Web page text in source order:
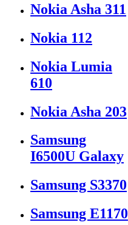
Nokia Asha 311
Nokia 112
Nokia Lumia
610
Nokia Asha 203
Samsung
I6500U Galaxy
Samsung S3370
Samsung E1170